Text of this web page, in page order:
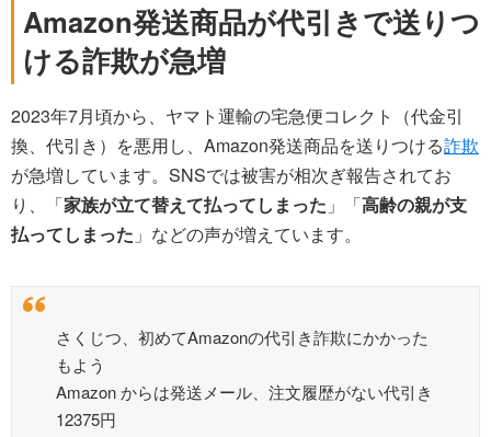
Amazon発送商品が代引きで送りつ
ける詐欺が急増
2023年7月頃から、ヤマト運輸の宅急便コレクト（代金引
換、代引き）を悪用し、Amazon発送商品を送りつける詐欺
が急増しています。SNSでは被害が相次ぎ報告されてお
り、「家族が立て替えて払ってしまった 」「高齢の親が支
払ってしまった 」などの声が増えています。
さくじつ、初めてAmazonの代引き詐欺にかかった
もよう
Amazon からは発送メール、注文履歴がない代引き
12375円